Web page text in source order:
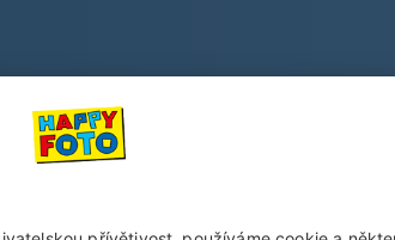
Nenechte si
Přihlaste se k odběru newsletteru a